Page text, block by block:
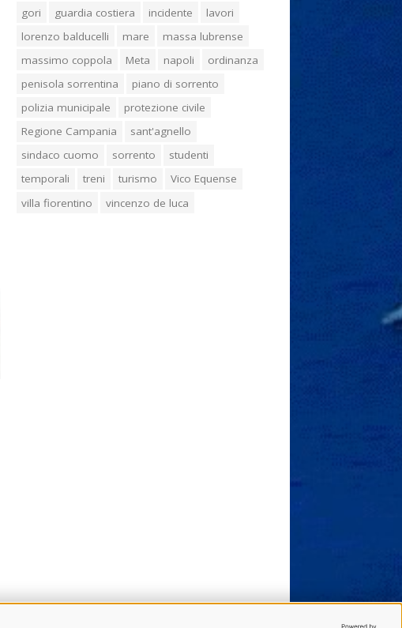
gori
guardia costiera incidente
lavori
lorenzo balducelli
mare
massa lubrense
massimo coppola
Meta napoli
ordinanza
penisola sorrentina
piano di sorrento
polizia municipale
protezione civile
Regione Campania
sant'agnello
sindaco cuomo
sorrento
studenti
temporali
treni turismo
Vico Equense
villa fiorentino
vincenzo de luca